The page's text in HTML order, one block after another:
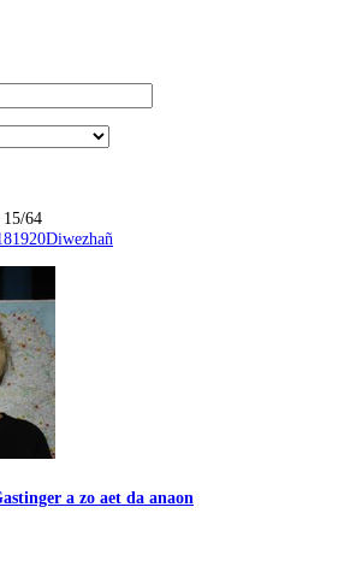
15/64
1920Diwezhañ
a zo aet da anaon